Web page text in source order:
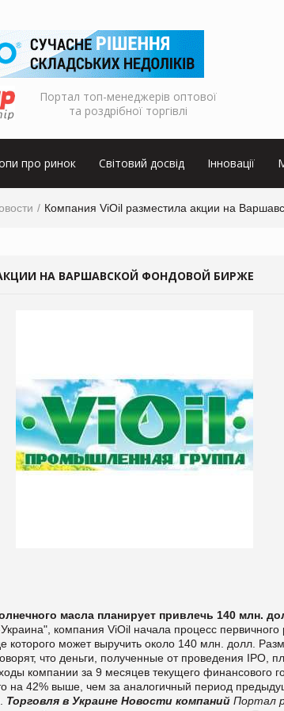
Портал топ-менеджерів оптової
та роздрібної торгівлі
про ринок Світовий досвід Інновації
Компания ViOil разместила акции на
НА ВАРШАВСКОЙ ФОНДОВОЙ БИРЖЕ
масла планирует привлечь 140 млн.
компания ViOil начала процесс
которого может выручить около 140 млн. долл.
что деньги, полученные от проведения IPO,
компании за 9 месяцев текущего финансового
на 42% выше, чем за аналогичный период
Торговля в Украине Новости компаний Портал